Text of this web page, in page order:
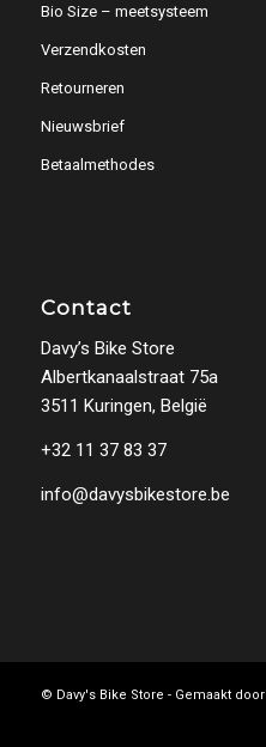
Bio Size – meetsysteem
Verzendkosten
Retourneren
Nieuwsbrief
Betaalmethodes
Contact
Davy’s Bike Store
Albertkanaalstraat 75a
3511 Kuringen, België
+32 11 37 83 37
info@davysbikestore.be
© Davy's Bike Store - Gemaakt door